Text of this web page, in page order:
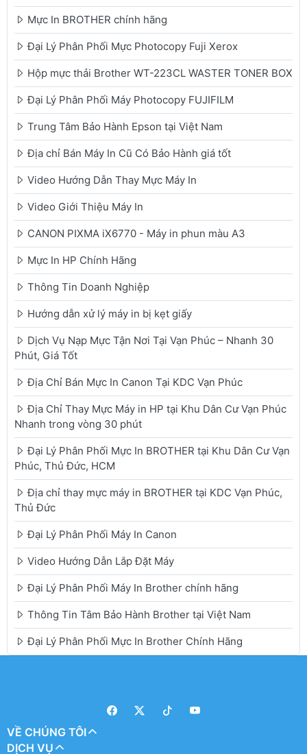
Mực In BROTHER chính hãng
Đại Lý Phân Phối Mực Photocopy Fuji Xerox
Hộp mực thải Brother WT-223CL WASTER TONER BOX
Đại Lý Phân Phối Máy Photocopy FUJIFILM
Trung Tâm Bảo Hành Epson tại Việt Nam
Địa chỉ Bán Máy In Cũ Có Bảo Hành giá tốt
Video Hướng Dẫn Thay Mực Máy In
Video Giới Thiệu Máy In
CANON PIXMA iX6770 - Máy in phun màu A3
Mực In HP Chính Hãng
Thông Tin Doanh Nghiệp
Hướng dẫn xử lý máy in bị kẹt giấy
Dịch Vụ Nạp Mực Tận Nơi Tại Vạn Phúc – Nhanh 30
Phút, Giá Tốt
Địa Chỉ Bán Mực In Canon Tại KDC Vạn Phúc
Địa Chỉ Thay Mực Máy in HP tại Khu Dân Cư Vạn Phúc
Nhanh trong vòng 30 phút
Đại Lý Phân Phối Mực In BROTHER tại Khu Dân Cư Vạn
Phúc, Thủ Đức, HCM
Địa chỉ thay mực máy in BROTHER tại KDC Vạn Phúc,
Thủ Đức
Đại Lý Phân Phối Máy In Canon
Video Hướng Dẫn Lắp Đặt Máy
Đại Lý Phân Phối Máy In Brother chính hãng
Thông Tin Tâm Bảo Hành Brother tại Việt Nam
Đại Lý Phân Phối Mực In Brother Chính Hãng
VỀ CHÚNG TÔI
DỊCH VỤ